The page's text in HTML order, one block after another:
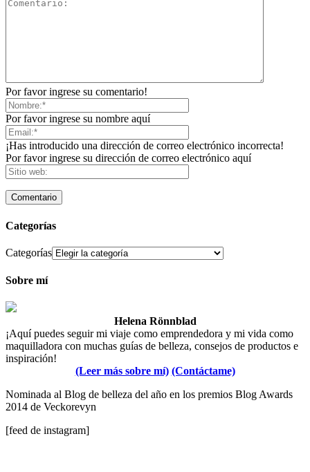
Por favor ingrese su comentario!
Por favor ingrese su nombre aquí
¡Has introducido una dirección de correo electrónico incorrecta!
Por favor ingrese su dirección de correo electrónico aquí
Categorías
Categorías
Sobre mí
Helena Rönnblad
¡Aquí puedes seguir mi viaje como emprendedora y mi vida como
maquilladora con muchas guías de belleza, consejos de productos e
inspiración!
(Leer más sobre mí) (Contáctame)
Nominada al Blog de belleza del año en los premios Blog Awards
2014 de Veckorevyn
[feed de instagram]